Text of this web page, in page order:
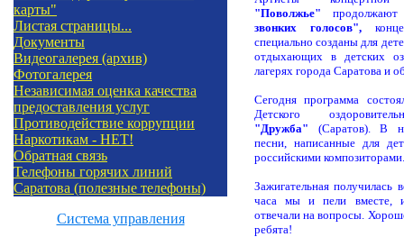
карты"
Листая страницы...
Документы
Видеогалерея (архив)
Фотогалерея
Независимая оценка качества
предоставления услуг
Противодействие коррупции
Наркотикам - НЕТ!
Обратная связь
Телефоны горячих линий
Саратова (полезные телефоны)
Система управления
"Поволжье"
звонких голосов",
специально созданы для
отдыхающих в детских
лагерях города Саратова и
Сегодня программа
Детского
"Дружба" (Саратов). В
песни, написанные для
российскими композиторами.
Зажигательная получилась
часа мы и пели вместе,
отвечали на вопросы.
ребята!